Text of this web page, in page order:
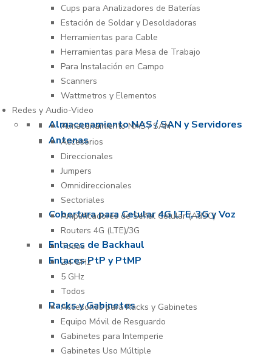
Cups para Analizadores de Baterías
Estación de Soldar y Desoldadoras
Herramientas para Cable
Herramientas para Mesa de Trabajo
Para Instalación en Campo
Scanners
Wattmetros y Elementos
Redes y Audio-Video
Almacenamiento NAS / SAN y Servidores
Almacenamiento NAS / SAN
Antenas
Accesorios
Direccionales
Jumpers
Omnidireccionales
Sectoriales
Cobertura para Celular 4G LTE, 3G y Voz
Amplificadores de Señal Celular (AdSC)
Routers 4G (LTE)/3G
Enlaces de Backhaul
Todos
Enlaces PtP y PtMP
2.4 GHz
5 GHz
Todos
Racks y Gabinetes
Accesorios para Racks y Gabinetes
Equipo Móvil de Resguardo
Gabinetes para Intemperie
Gabinetes Uso Múltiple